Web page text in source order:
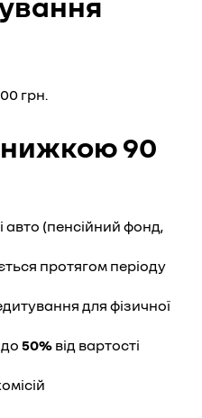
90
авто (пенсійний фонд,
протягом періоду
для фізичної
до 50% від вартості